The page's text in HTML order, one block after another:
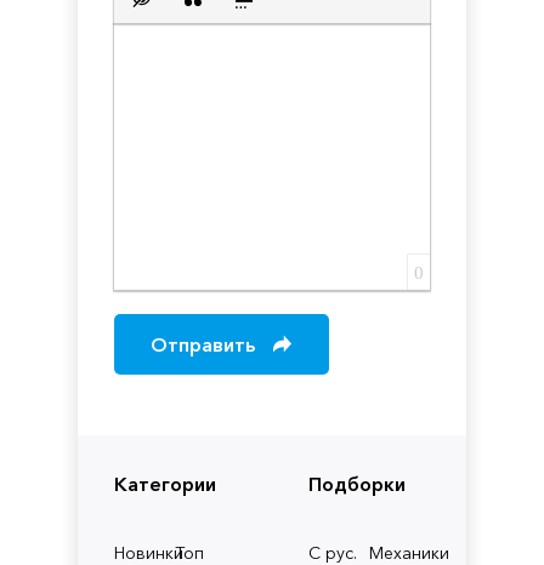
Категории
НовинкиТоп
Подборки
С рус.
Механики
Вставка скрытого текста
Вставка цитаты
Вставка спойлера
0
Отправить